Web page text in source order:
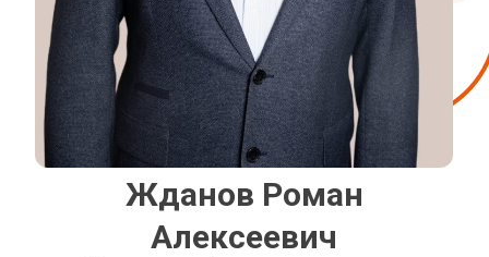
Жданов Роман
Алексеевич